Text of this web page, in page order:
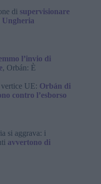
di supervisionare
Ungheria
l’invio di
, Orbán: È
UE: Orbán di
contro l’esborso
si aggrava: i
avvertono di